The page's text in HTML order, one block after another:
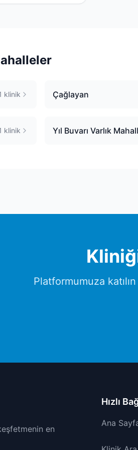
klinik Çağlayan
klinik Yıl Buvarı Varlık
Platformumuza
en
Hızlı
Ana